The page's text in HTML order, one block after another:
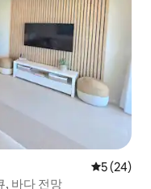
평점 5점(5
5 (24)
, 바다 전망